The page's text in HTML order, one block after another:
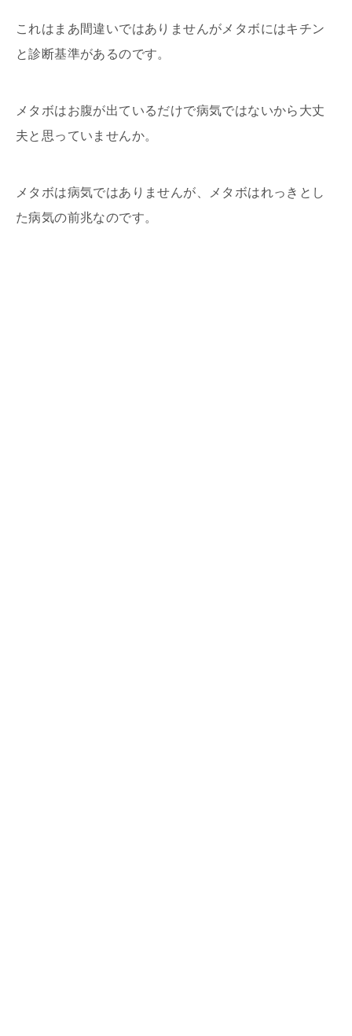
これはまあ間違いではありませんがメタボにはキチン
と診断基準があるのです。
メタボはお腹が出ているだけで病気ではないから大丈
夫と思っていませんか。
メタボは病気ではありませんが、メタボはれっきとし
た病気の前兆なのです。